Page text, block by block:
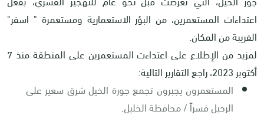
اعتداءات المستعمرين، من البؤر الاستعمارية ومستعمرة " اسفر"
القريبة من المكان.
لمزيد من الإطلاع على اعتداءت المستعمرين على المنطقة منذ 7
أكتوبر 2023، راجع التقارير التالية:
المستعمرون يجبرون تجمع جورة الخيل شرق سعير على
الرحيل قسراً / محافظة الخليل.